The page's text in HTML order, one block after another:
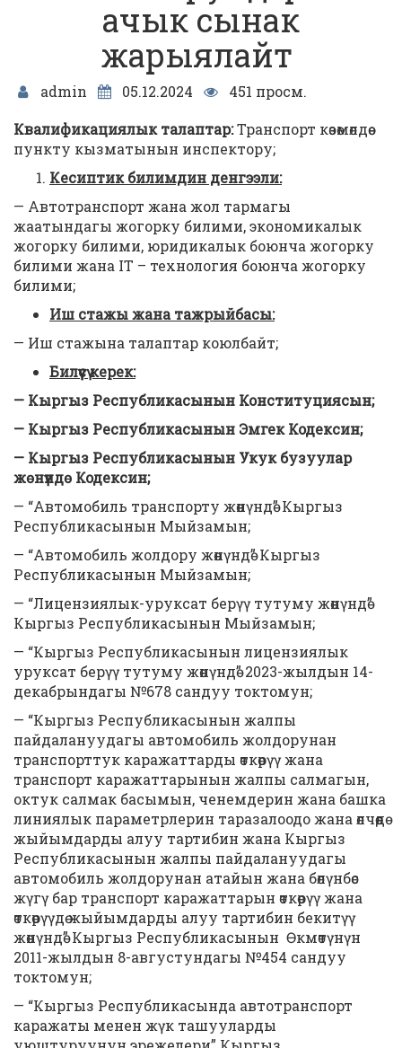
ачык сынак
жарыялайт
admin 05.12.2024
451 просм.
Квалификациялык талаптар:Транспорт көзөмөлдөө
пункту кызматынын инспектору;
Кесиптик билимдин денгээли:
— Автотранспорт жана жол тармагы
жаатындагы жогорку билими, экономикалык
жогорку билими, юридикалык боюнча жогорку
билими жана IT – технология боюнча жогорку
билими;
Иш стажы жана тажрыйбасы:
— Иш стажына талаптар коюлбайт;
Билүүсү керек:
— Кыргыз Республикасынын Конституциясын;
— Кыргыз Республикасынын ЭмгекКодексин;
— Кыргыз Республикасынын Укук бузуулар
жөнүндө Кодексин;
— “Автомобиль транспорту жөнүндө” Кыргыз
Республикасынын Мыйзамын;
— “Автомобиль жолдору жөнүндө” Кыргыз
Республикасынын Мыйзамын;
— “Лицензиялык-уруксат берүү тутуму жөнүндө”
Кыргыз Республикасынын Мыйзамын;
— “Кыргыз Республикасынын лицензиялык
уруксат берүү тутуму жөнүндө” 2023-жылдын 14-
декабрындагы №678 сандуу токтомун;
— “Кыргыз Республикасынын жалпы
пайдалануудагы автомобиль жолдорунан
транспорттук каражаттарды өткөрүү жана
транспорт каражаттарынын жалпы салмагын,
октук салмак басымын, ченемдерин жана башка
линиялык параметрлерин таразалоодо жана өлчөөдө
жыйымдарды алуу тартибин жана Кыргыз
Республикасынын жалпы пайдалануудагы
автомобиль жолдорунан атайын жана бөлүнбөс
жүгү бар транспорт каражаттарын өткөрүү жана
өткөрүүдө жыйымдарды алуу тартибин бекитүү
жөнүндө” Кыргыз Республикасынын Өкмөтүнүн
2011-жылдын 8-августундагы №454 сандуу
токтомун;
— “Кыргыз Республикасында автотранспорт
каражаты менен жүк ташууларды